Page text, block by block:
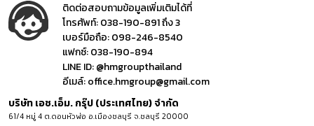
ติดต่อสอบถามข้อมูลเพิ่มเติมได้ที่
โทรศัพท์:038-190-891 ถึง 3
เบอร์มือถือ:098-246-8540
แฟกซ์:038-190-894
LINE ID:@hmgroupthailand
อีเมล์:office.hmgroup@gmail.com
บริษัท เอช.เอ็ม. กรุ๊ป (ประเทศไทย) จำกัด
61/4 หมู่ 4 ต.ดอนหัวฬ่อ อ.เมืองชลบุรี จ.ชลบุรี 20000